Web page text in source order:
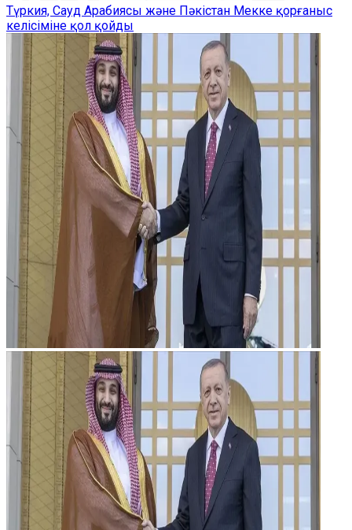
Түркия, Сауд Арабиясы және Пәкістан Мекке қорғаныс
келісіміне қол қойды